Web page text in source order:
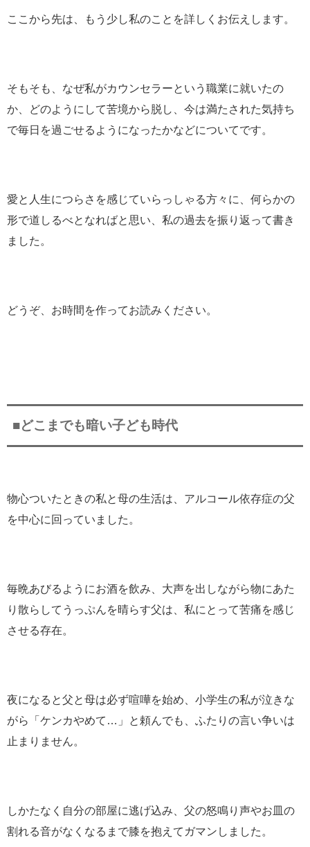
ここから先は、もう少し私のことを詳しくお伝えします。
そもそも、なぜ私がカウンセラーという職業に就いたの
か、どのようにして苦境から脱し、今は満たされた気持ち
で毎日を過ごせるようになったかなどについてです。
愛と人生につらさを感じていらっしゃる方々に、何らかの
形で道しるべとなればと思い、私の過去を振り返って書き
ました。
どうぞ、お時間を作ってお読みください。
■どこまでも暗い子ども時代
物心ついたときの私と母の生活は、アルコール依存症の父
を中心に回っていました。
毎晩あびるようにお酒を飲み、大声を出しながら物にあた
り散らしてうっぷんを晴らす父は、私にとって苦痛を感じ
させる存在。
夜になると父と母は必ず喧嘩を始め、小学生の私が泣きな
がら「ケンカやめて…」と頼んでも、ふたりの言い争いは
止まりません。
しかたなく自分の部屋に逃げ込み、父の怒鳴り声やお皿の
割れる音がなくなるまで膝を抱えてガマンしました。